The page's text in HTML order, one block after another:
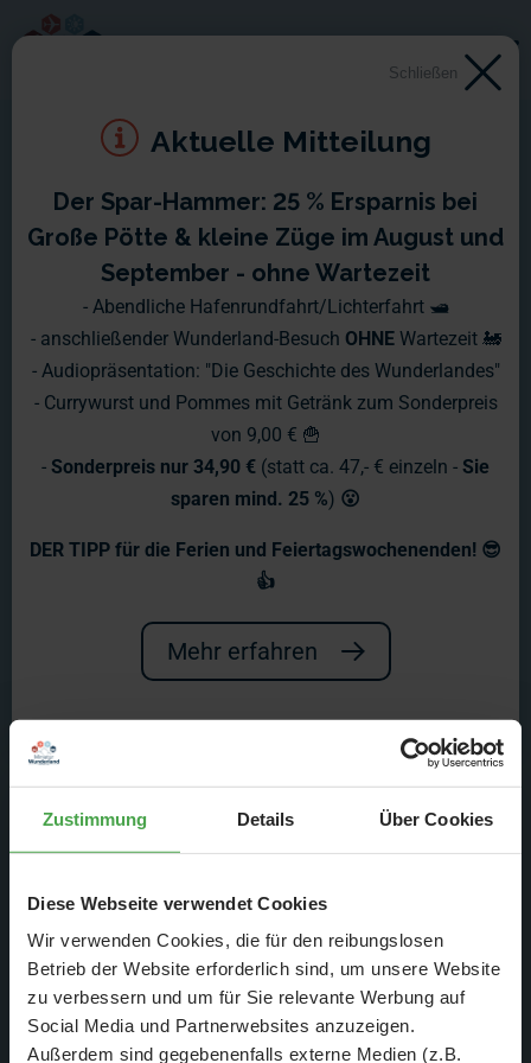
Zustimmung Details Über Cookies
Diese Webseite verwendet Cookies
Wir verwenden Cookies, die für den reibungslosen
Betrieb der Website erforderlich sind, um unsere Website
zu verbessern und um für Sie relevante Werbung auf
Social Media und Partnerwebsites anzuzeigen.
Außerdem sind gegebenenfalls externe Medien (z.B.
Wunderland Special - Wie
sieht es denn unter der
Anlage aus?
das Fundament der Anden!
Schließen
Aktuelle Mitteilung
Der Spar-Hammer: 25 % Ersparnis bei
Große Pötte & kleine Züge im August und
September - ohne Wartezeit
- Abendliche Hafenrundfahrt/Lichterfahrt 🛥️
- anschließender Wunderland-Besuch OHNE Wartezeit 🚂
- Audiopräsentation: "Die Geschichte des Wunderlandes"
- Currywurst und Pommes mit Getränk zum Sonderpreis
von 9,00 € 🍟
- Sonderpreis nur 34,90 € (statt ca. 47,- € einzeln - Sie
sparen mind. 25 %) 😮
DER TIPP für die Ferien und Feiertagswochenenden! 😎
👍
Mehr erfahren